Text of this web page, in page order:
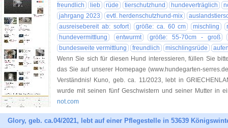
freundlich lieb rüde tierschutzhund hundeverträglich
jahrgang 2023
evtl. herdenschutzhund-mix
ausreisebereit ab: sofort
größe: ca. 60 cm mischling
hundevermittlung
entwurmt
größe: 55-70cm - groß
bundesweite vermittlung
freundlich mischlingsrüde
Wenn Sie sich für diesen Hund interessieren, füllen Sie
das Sie auf unserer Homepage (www.hundegarten-
Verständnis! Kuno, geb. ca. 11/2023, lebt in
wurde mit seinen fünf Geschwistern und seiner Mutter in
not.com
Glory, geb. ca.04/2021, lebt auf einer Pflegestelle in 53639